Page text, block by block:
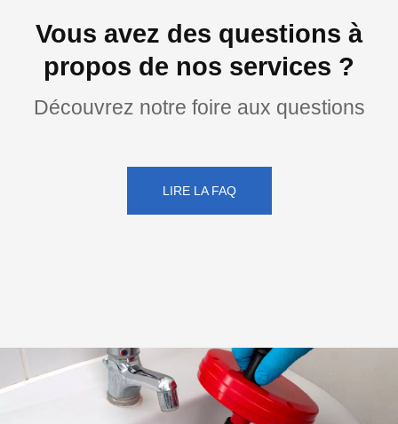
Vous avez des questions à
propos de nos services ?
Découvrez notre foire aux questions
LIRE LA FAQ